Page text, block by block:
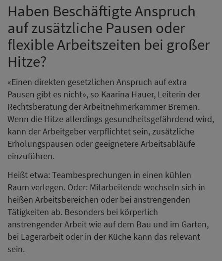
Haben Beschäftigte Anspruch
auf zusätzliche Pausen oder
flexible Arbeitszeiten bei großer
Hitze?
«Einen direkten gesetzlichen Anspruch auf extra
Pausen gibt es nicht», so Kaarina Hauer, Leiterin der
Rechtsberatung der Arbeitnehmerkammer Bremen.
Wenn die Hitze allerdings gesundheitsgefährdend wird,
kann der Arbeitgeber verpflichtet sein, zusätzliche
Erholungspausen oder geeignetere Arbeitsabläufe
einzuführen.
Heißt etwa: Teambesprechungen in einen kühlen
Raum verlegen. Oder: Mitarbeitende wechseln sich in
heißen Arbeitsbereichen oder bei anstrengenden
Tätigkeiten ab. Besonders bei körperlich
anstrengender Arbeit wie auf dem Bau und im Garten,
bei Lagerarbeit oder in der Küche kann das relevant
sein.